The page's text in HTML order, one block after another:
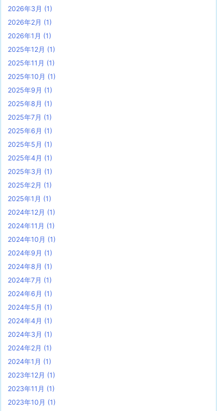
2026年3月 (1)
2026年2月 (1)
2026年1月 (1)
2025年12月 (1)
2025年11月 (1)
2025年10月 (1)
2025年9月 (1)
2025年8月 (1)
2025年7月 (1)
2025年6月 (1)
2025年5月 (1)
2025年4月 (1)
2025年3月 (1)
2025年2月 (1)
2025年1月 (1)
2024年12月 (1)
2024年11月 (1)
2024年10月 (1)
2024年9月 (1)
2024年8月 (1)
2024年7月 (1)
2024年6月 (1)
2024年5月 (1)
2024年4月 (1)
2024年3月 (1)
2024年2月 (1)
2024年1月 (1)
2023年12月 (1)
2023年11月 (1)
2023年10月 (1)